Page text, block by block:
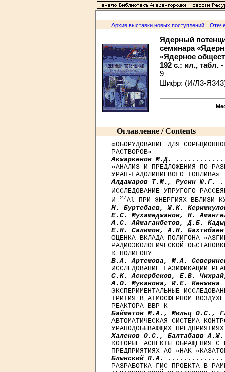
Архив выставки новых поступлений |
Ядерный
семинара
«Ядерное
192 с.: ил., табл.
9
Шифр: (И/Л3-
Оглавление / Contents
«ОБОРУДОВАНИЕ ДЛЯ
Акжаркенов М.Д.
«АНАЛИЗ И ПРЕДЛОЖЕНИЯ ПО
Алдажаров Т.М., Русин Ю.Г.
ИССЛЕДОВАНИЕ УПРУГОГО
И
27
Н. Буртебаев, Ж.К.
Е.С. Мухамеджанов, Н.
A.C. Аймаганбетов, Д.Б.
E.H. Салимов, А.Н. Бахтибаев
ОЦЕНКА ВКЛАДА ПОЛИГОНА
РАДИОЭКОЛОГИЧЕСКОЙ
B.А. Артемова, М.А.
C.К. Аскербеков, Е.В.
А.О. Муканова, И.Е. Кенжина
ЭКСПЕРИМЕНТАЛЬНЫЕ
ТРИТИЯ В АТМОСФЕРНОМ
Байметов М.А., Мильц О.С.,
АВТОМАТИЧЕСКАЯ СИСТЕМА
Халенов О.С., Балтабавв А.Ж.
КОТОРЫЕ АСПЕКТЫ ОБРАЩЕНИЯ
Блынский П.А.
РАЗРАБОТКА ГИС-ПРОЕКТА В